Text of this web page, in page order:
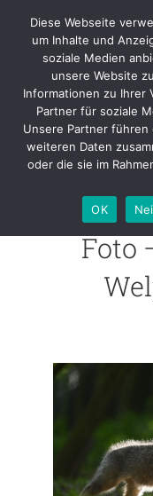
content
Foto –
Sonne
Foto
Diese Webseite
um Inhalte und
soziale Medien
unsere Website
Informationen zu Ihrer
Partner für soziale
Unsere Partner
weiteren Daten
oder die sie im
OK